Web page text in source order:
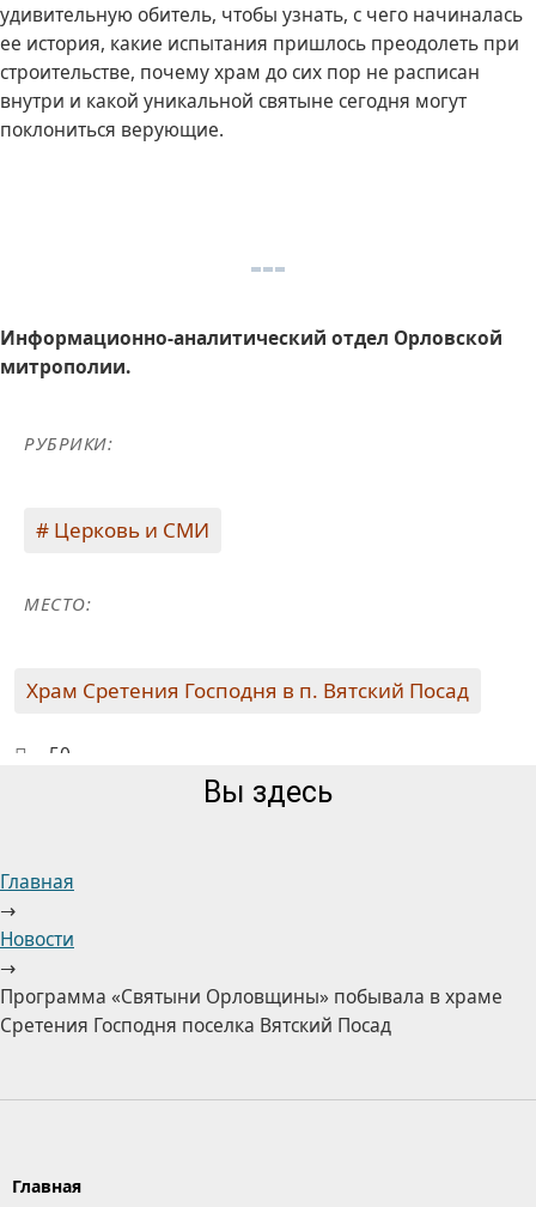
удивительную обитель, чтобы узнать, с чего начиналась
ее история, какие испытания пришлось преодолеть при
строительстве, почему храм до сих пор не расписан
внутри и какой уникальной святыне сегодня могут
поклониться верующие.
Информационно-аналитический отдел Орловской
митрополии.
РУБРИКИ:
Церковь и СМИ
МЕСТО:
Храм Сретения Господня в п. Вятский Посад
50
Вы здесь
Главная
→
Новости
→
Программа «Святыни Орловщины» побывала в храме
Сретения Господня поселка Вятский Посад
Главная